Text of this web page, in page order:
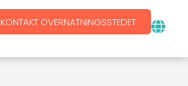
KONTAKT OVERNATNINGSSTEDET